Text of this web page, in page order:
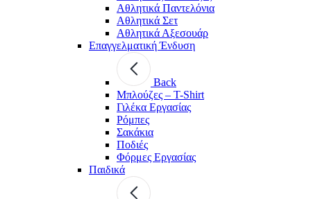
Αθλητικά Παντελόνια
Αθλητικά Σετ
Αθλητικά Αξεσουάρ
Επαγγελματική Ένδυση
Back
Μπλούζες – T-Shirt
Γιλέκα Εργασίας
Ρόμπες
Σακάκια
Ποδιές
Φόρμες Εργασίας
Παιδικά